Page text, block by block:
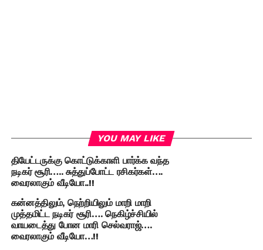
YOU MAY LIKE
தியேட்டருக்கு கொட்டுக்காளி பார்க்க வந்த
நடிகர் சூரி….. சுத்துப்போட்ட ரசிகர்கள்….
வைரலாகும் வீடியோ..!!
கன்னத்திலும், நெற்றியிலும் மாறி மாறி
முத்தமிட்ட நடிகர் சூரி…. நெகிழ்ச்சியில்
வாயடைத்து போன மாரி செல்வராஜ்….
வைரலாகும் வீடியோ…!!